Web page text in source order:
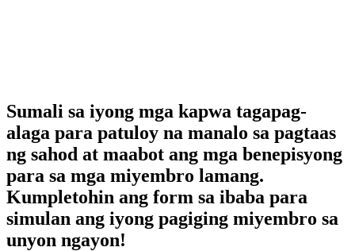
Sumali sa iyong mga kapwa tagapag-
alaga para patuloy na manalo sa pagtaas
ng sahod at maabot ang mga benepisyong
para sa mga miyembro lamang.
Kumpletohin ang form sa ibaba para
simulan ang iyong pagiging miyembro sa
unyon ngayon!